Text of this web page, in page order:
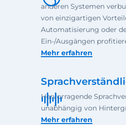
anderen Systemen
von einzigartigen
Automatisierung oder
Ein-/Ausgängen
Mehr erfahren
Hervorragende
unabhängig von
Mehr erfahren